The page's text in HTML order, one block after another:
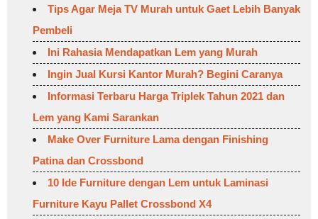
Tips Agar Meja TV Murah untuk Gaet Lebih Banyak
Pembeli
Ini Rahasia Mendapatkan Lem yang Murah
Ingin Jual Kursi Kantor Murah? Begini Caranya
Informasi Terbaru Harga Triplek Tahun 2021 dan
Lem yang Kami Sarankan
Make Over Furniture Lama dengan Finishing
Patina dan Crossbond
10 Ide Furniture dengan Lem untuk Laminasi
Furniture Kayu Pallet Crossbond X4